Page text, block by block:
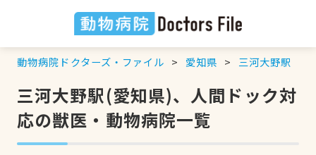
動物病院ドクターズ・ファイル 愛知県 三河大野駅
三河大野駅(愛知県)、人間ドック対
応の獣医・動物病院一覧